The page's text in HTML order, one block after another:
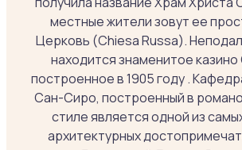
местные жители зовут ее
Церковь (Chiesa Russa).
находится знаменитое
построенное в 1905 году .
Сан-Сиро, построенный в
стиле является одной из
архитектурных